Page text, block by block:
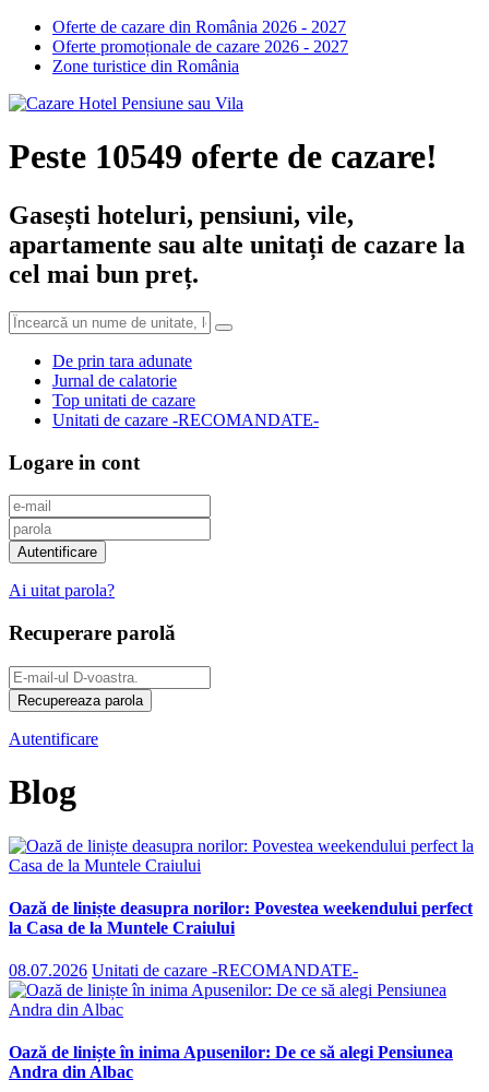
Oferte de cazare din România 2026 - 2027
Oferte promoționale de cazare 2026 - 2027
Zone turistice din România
Peste 10549 oferte de cazare!
Gasești hoteluri, pensiuni, vile,
apartamente sau alte unitați de cazare la
cel mai bun preț.
De prin tara adunate
Jurnal de calatorie
Top unitati de cazare
Unitati de cazare -RECOMANDATE-
Logare in cont
Ai uitat parola?
Recuperare parolă
Autentificare
Blog
​Oază de liniște deasupra norilor: Povestea weekendului perfect
la Casa de la Muntele Craiului
08.07.2026 Unitati de cazare -RECOMANDATE-
Oază de liniște în inima Apusenilor: De ce să alegi Pensiunea
Andra din Albac